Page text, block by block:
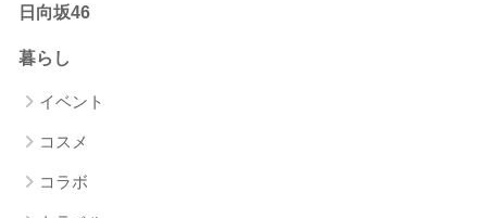
日向坂46
暮らし
イベント
コスメ
コラボ